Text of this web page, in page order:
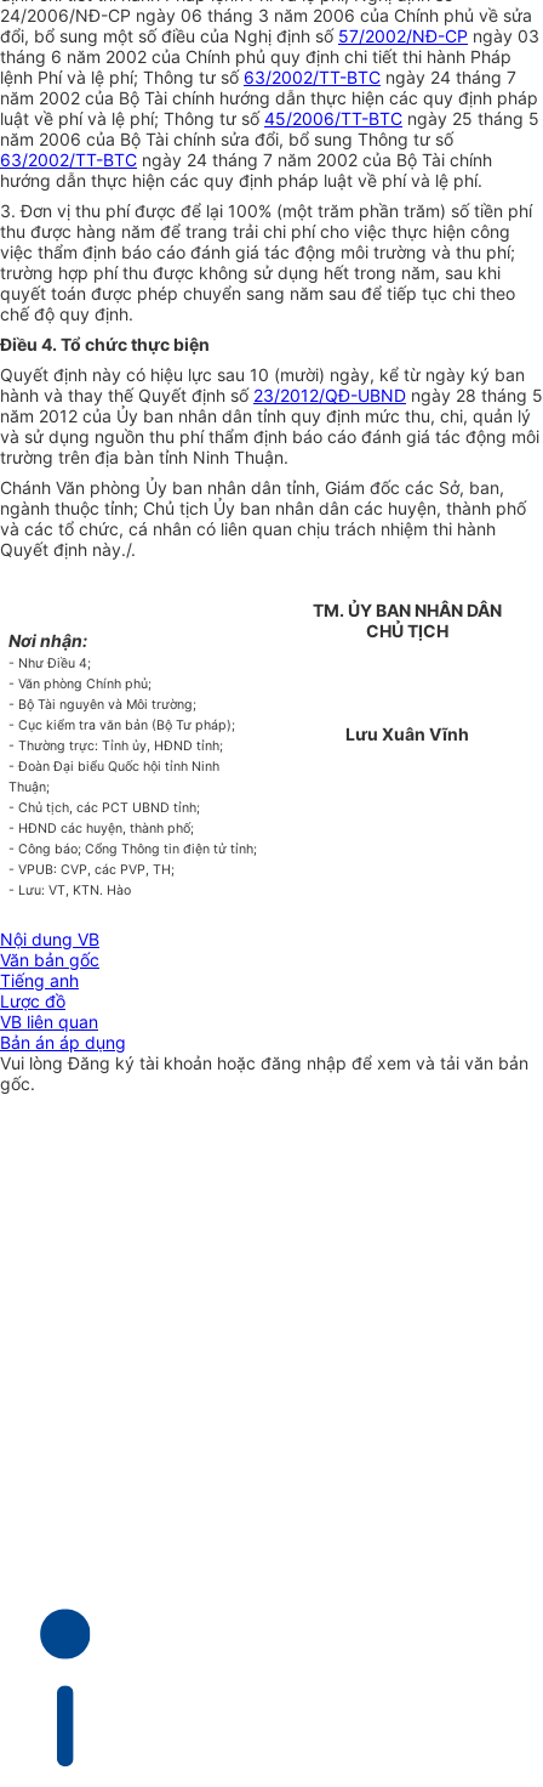
24/2006/NĐ-CP ngày 06 tháng 3 năm 2006 của Chính phủ về sửa
đổi, bổ sung một số điều của Nghị định số 57/2002/NĐ-CP ngày 03
tháng 6 năm 2002 của Chính phủ quy định chi tiết thi hành Pháp
lệnh Phí và lệ phí; Thông tư số 63/2002/TT-BTC ngày 24 tháng 7
năm 2002 của Bộ Tài chính hướng dẫn thực hiện các quy định pháp
luật về phí và lệ phí; Thông tư số45/2006/TT-BTC ngày 25 tháng 5
năm 2006 của Bộ Tài chính sửa đổi, bổ sung Thông tư số
63/2002/TT-BTC ngày 24 tháng 7 năm 2002 của Bộ Tài chính
hướng dẫn thực hiện các quy định pháp luật về phí và lệ phí.
3.Đơn vị thu phí được để lại 100% (một trăm phần trăm) sốtiền phí
thu được hàng năm để trang trải chi phí cho việc thực hiện công
việc thẩm định báo cáo đánh giá tác động môi trường và thu phí;
trường hợp phí thu được không sử dụng hết trong năm, sau khi
quyết toán được phép chuyển sang năm sau để tiếp tục chi theo
chế độ quy định.
Điều 4. Tổ chức thực biện
Quyết định này có hiệu lực sau 10 (mười) ngày, kể từ ngày ký ban
hành và thay thế Quyết định số 23/2012/QĐ-UBND ngày 28 tháng 5
năm 2012 của Ủy ban nhân dân tỉnh quy định mức thu, chi, quản lý
và sử dụng nguồn thu phí thẩm định báo cáo đánh giá tác động môi
trường trên địa bàn tỉnh Ninh Thuận.
Chánh Văn phòng Ủy ban nhân dân tỉnh, Giám đốc các Sở, ban,
ngành thuộc tỉnh; Chủ tịch Ủy ban nhân dân các huyện, thành phố
và các tổ chức, cá nhân có liên quan chịu trách nhiệm thi hành
Quyết định này./.
Nơi nhận:
- Như Điều 4;
-Văn phòng Chính phủ;
- Bộ Tài nguyên và Môi trường;
-Cục kiểm tra văn bản (Bộ Tư pháp);
-Thường trực: Tỉnhủy, HĐND tỉnh;
-Đoàn Đại biểu Quốc hội tỉnh Ninh
Thuận;
-Chủ tịch, các PCT UBND tỉnh;
- HĐND các huyện, thành phố;
-Công báo;Cổng Thông tin điện tử tỉnh;
-VPUB: CVP, các PVP,TH;
- Lưu: VT, KTN. Hào
TM. ỦY BAN NHÂN DÂN
CHỦ TỊCH
Lưu Xuân Vĩnh
Nội dung VB
Văn bản gốc
Tiếng anh
Lược đồ
VB liên quan
Bản án áp dụng
Vui lòngĐăng ký tài khoản hoặc đăng nhập để xem và tải văn bản
gốc.